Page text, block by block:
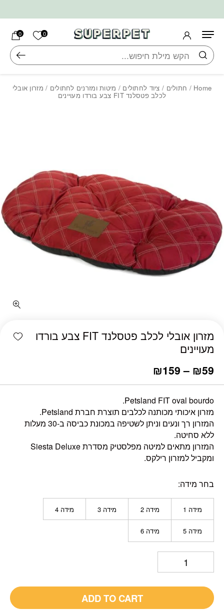
0 הרשימה
0
חיפוש
Home
/ חתולים / ציוד לחתולים / מיטות ומזרנים לחתולים / מזרון אובלי
לכלב פטסלנד FIT צבע בורדו מעויינים
מזרון אובלי לכלב פטסלנד FIT צבע בורדו
מעויינים
₪59
–
₪159
Petsland FIT oval bourdo.
מזרון איכותי מכותנה לכלבים תוצרת חברת Petsland.
המזרון רך ונעים וניתן לשטיפה במכונת כביסה ב-30 מעלות
ללא סחיטה.
המזרון מתאים למיטה מפלסטיק מסדרת Siesta Deluxe
ומקביל למזרון רילקס.
בחר מידה
מידה 1 מידה 2 מידה 3 מידה 4
מידה 5 מידה 6
ADD TO CART